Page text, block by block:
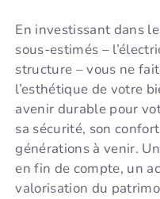
En investissant dans
sous-estimés –
structure – vous ne
l’esthétique de votre
avenir durable pour
sa sécurité, son
générations à venir.
en fin de compte, un
valorisation du